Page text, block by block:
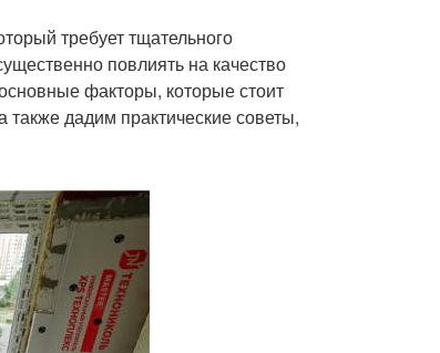
требует тщательного
повлиять на качество
факторы, которые стоит
дадим практические советы,